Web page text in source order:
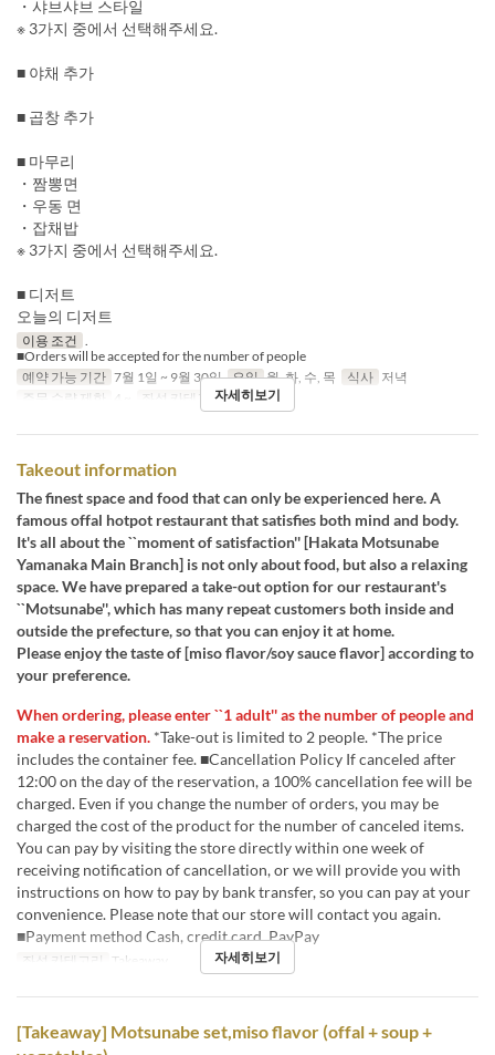
・샤브샤브 스타일
※ 3가지 중에서 선택해주세요.
■ 야채 추가
■ 곱창 추가
■ 마무리
・짬뽕면
・우동 면
・잡채밥
※ 3가지 중에서 선택해주세요.
■ 디저트
오늘의 디저트
이용 조건
■Orders will be accepted for the number of people
예약 가능 기간 7월 1일 ~ 9월 30일 요일 월, 화, 수, 목 식사 저녁
주문 수량 제한
4 ~ 좌석 카테고리 Dine-in
자세히보기
Takeout information
The finest space and food that can only be experienced here. A
famous offal hotpot restaurant that satisfies both mind and body.
It's all about the ``moment of satisfaction'' [Hakata Motsunabe
Yamanaka Main Branch] is not only about food, but also a relaxing
space. We have prepared a take-out option for our restaurant's
``Motsunabe'', which has many repeat customers both inside and
outside the prefecture, so that you can enjoy it at home.
Please enjoy the taste of [miso flavor/soy sauce flavor] according to
your preference.
When ordering, please enter ``1 adult'' as the number of people and
make a reservation. *Take-out is limited to 2 people. *The price
includes the container fee. ■Cancellation Policy If canceled after
12:00 on the day of the reservation, a 100% cancellation fee will be
charged. Even if you change the number of orders, you may be
charged the cost of the product for the number of canceled items.
You can pay by visiting the store directly within one week of
receiving notification of cancellation, or we will provide you with
instructions on how to pay by bank transfer, so you can pay at your
convenience. Please note that our store will contact you again.
■Payment method Cash, credit card, PayPay
좌석 카테고리 Takeaway 자세히보기
[Takeaway] Motsunabe set,miso flavor (offal + soup +